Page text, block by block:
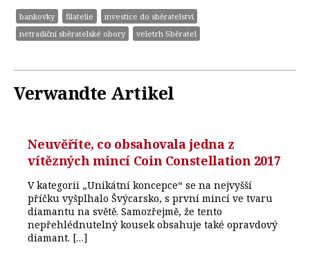
bankovky filatelie
investice do sběratelství
netradiční sběratelské obory
veletrh Sběratel
Verwandte Artikel
Neuvěříte, co obsahovala jedna z
vítězných mincí Coin Constellation 2017
V kategorii „Unikátní koncepce“ se na nejvyšší
příčku vyšplhalo Švýcarsko, s první mincí ve tvaru
diamantu na světě. Samozřejmě, že tento
nepřehlédnutelný kousek obsahuje také opravdový
diamant. […]